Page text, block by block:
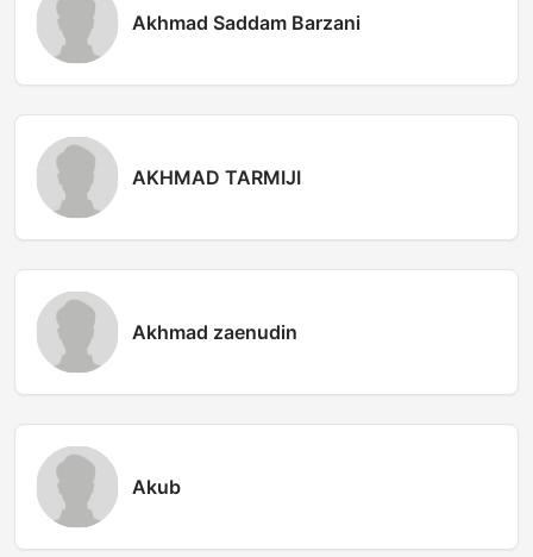
Akhmad Saddam Barzani
AKHMAD TARMIJI
Akhmad zaenudin
Akub